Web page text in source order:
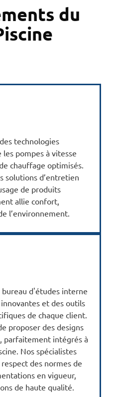
du
technologies
les pompes à vitesse
chauffage optimisés.
solutions d’entretien
de produits
allie confort,
l’environnement.
bureau d'études interne
et des outils
de chaque client.
proposer des designs
parfaitement intégrés à
Nos spécialistes
des normes de
en vigueur,
de haute qualité.